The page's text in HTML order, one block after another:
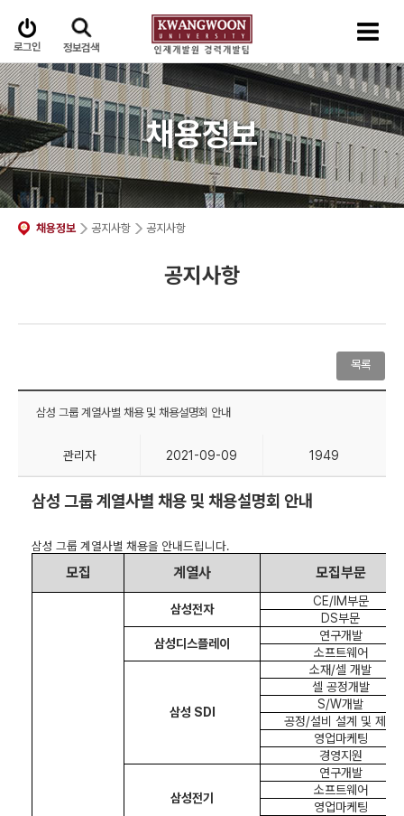
로그인 정보검색
채용정보
채용정보 공지사항 공지사항
공지사항
목록
삼성 그룹 계열사별 채용 및 채용설명회 안내
관리자 2021-09-09 1949
삼성 그룹 계열사별 채용 및 채용설명회 안내
삼성 그룹 계열사별 채용을 안내드립니다.
모집 계열사 모집부문
삼성전자
CE/IM부문
DS부문
삼성디스플레이
연구개발
소프트웨어
삼성 SDI
소재/셀 개발
셀 공정개발
S/W개발
공정/설비 설계 및 제어
영업마케팅
경영지원
삼성전기
연구개발
소프트웨어
영업마케팅